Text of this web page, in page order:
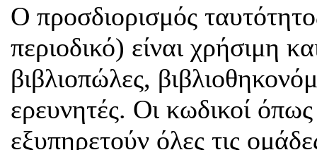
Ο προσδιορισμός
περιοδικό) είναι χρήσιμη
βιβλιοπώλες,
ερευνητές. Οι κωδικοί
εξυπηρετούν όλες τις